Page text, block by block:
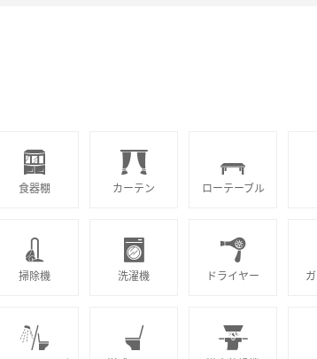
食器棚 カーテン ローテーブル
掃除機 洗濯機 ドライヤー